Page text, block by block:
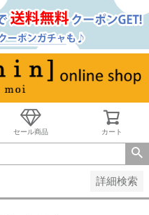
セール商品 カート
詳細検索